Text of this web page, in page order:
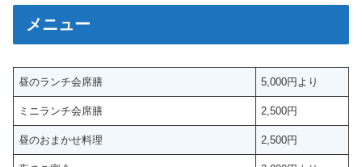
メニュー
昼のランチ会席膳 5,000円より
ミニランチ会席膳 2,500円
昼のおまかせ料理 2,500円